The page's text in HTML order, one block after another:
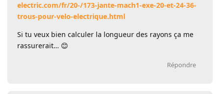
electric.com/fr/20-/173-jante-mach1-exe-20-et-24-36-
trous-pour-velo-electrique.html
Si tu veux bien calculer la longueur des rayons ça me
rassurerait… 😊
Répondre